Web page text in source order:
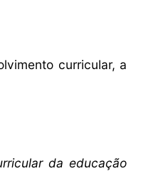
curricular, a
da educação